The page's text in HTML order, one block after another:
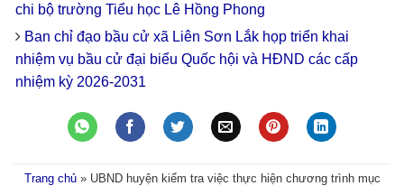
chi bộ trường Tiểu học Lê Hồng Phong
Ban chỉ đạo bầu cử xã Liên Sơn Lắk họp triển khai
nhiệm vụ bầu cử đại biểu Quốc hội và HĐND các cấp
nhiệm kỳ 2026-2031
Trang chủ» UBND huyện kiểm tra việc thực hiện chương trình mục